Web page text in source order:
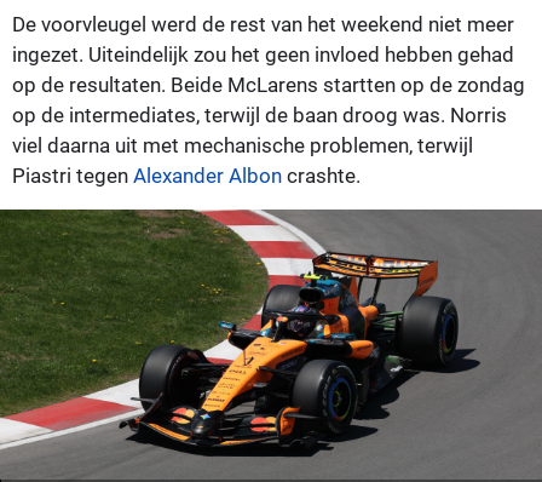
De voorvleugel werd de rest van het weekend niet meer
ingezet. Uiteindelijk zou het geen invloed hebben gehad
op de resultaten. Beide McLarens startten op de zondag
op de intermediates, terwijl de baan droog was. Norris
viel daarna uit met mechanische problemen, terwijl
Piastri tegen Alexander Albon crashte.